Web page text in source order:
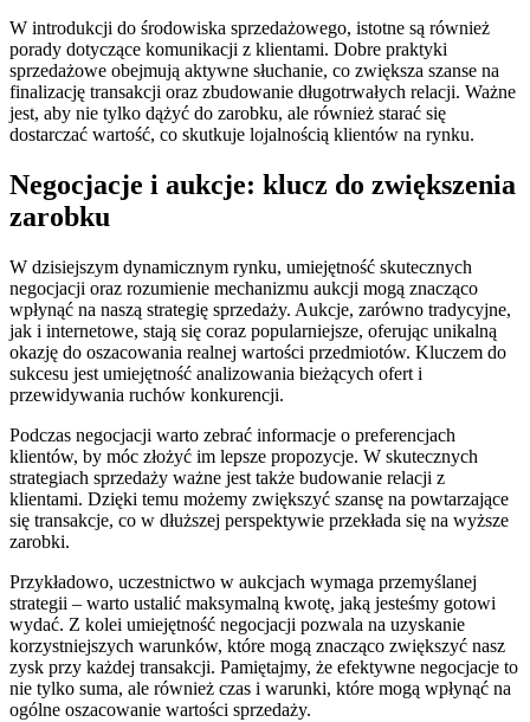
W introdukcji do środowiska sprzedażowego, istotne są również
porady dotyczące komunikacji z klientami. Dobre praktyki
sprzedażowe obejmują aktywne słuchanie, co zwiększa szanse na
finalizację transakcji oraz zbudowanie długotrwałych relacji. Ważne
jest, aby nie tylko dążyć do zarobku, ale również starać się
dostarczać wartość, co skutkuje lojalnością klientów na rynku.
Negocjacje i aukcje: klucz do zwiększenia
zarobku
W dzisiejszym dynamicznym rynku, umiejętność skutecznych
negocjacji oraz rozumienie mechanizmu aukcji mogą znacząco
wpłynąć na naszą strategię sprzedaży. Aukcje, zarówno tradycyjne,
jak i internetowe, stają się coraz popularniejsze, oferując unikalną
okazję do oszacowania realnej wartości przedmiotów. Kluczem do
sukcesu jest umiejętność analizowania bieżących ofert i
przewidywania ruchów konkurencji.
Podczas negocjacji warto zebrać informacje o preferencjach
klientów, by móc złożyć im lepsze propozycje. W skutecznych
strategiach sprzedaży ważne jest także budowanie relacji z
klientami. Dzięki temu możemy zwiększyć szansę na powtarzające
się transakcje, co w dłuższej perspektywie przekłada się na wyższe
zarobki.
Przykładowo, uczestnictwo w aukcjach wymaga przemyślanej
strategii – warto ustalić maksymalną kwotę, jaką jesteśmy gotowi
wydać. Z kolei umiejętność negocjacji pozwala na uzyskanie
korzystniejszych warunków, które mogą znacząco zwiększyć nasz
zysk przy każdej transakcji. Pamiętajmy, że efektywne negocjacje to
nie tylko suma, ale również czas i warunki, które mogą wpłynąć na
ogólne oszacowanie wartości sprzedaży.